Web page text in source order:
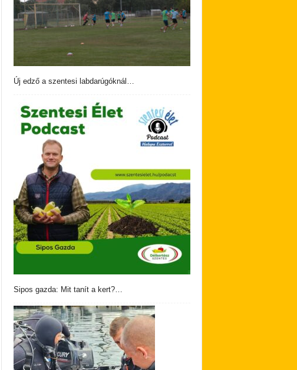
Új edző a szentesi labdarúgóknál…
Sipos gazda: Mit tanít a kert?…